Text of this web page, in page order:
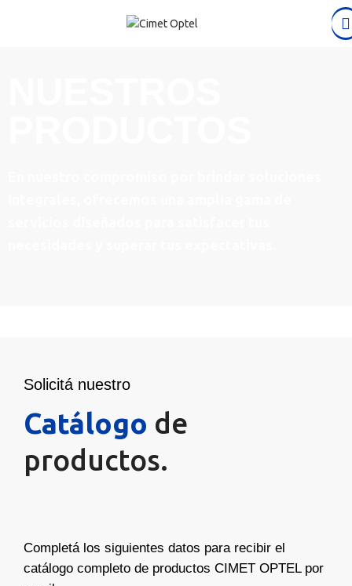
Solicitá nuestro
Catálogo de
productos.
Completá los siguientes datos para recibir el
catálogo completo de productos CIMET OPTEL por